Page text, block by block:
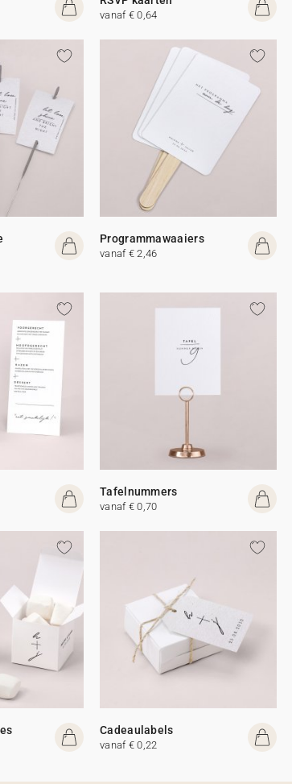
vanaf € 0,64
Programmawaaiers
vanaf € 2,46
Tafelnummers
vanaf € 0,70
Cadeaulabels
vanaf € 0,22